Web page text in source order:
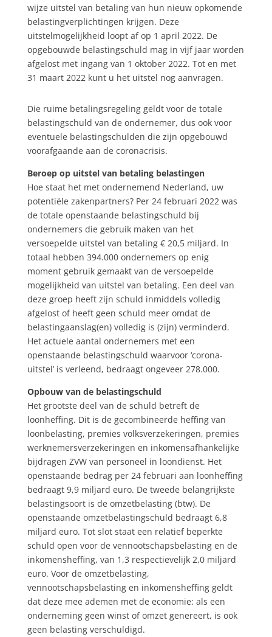
wijze uitstel van betaling van hun nieuw opkomende
belastingverplichtingen krijgen. Deze
uitstelmogelijkheid loopt af op 1 april 2022. De
opgebouwde belastingschuld mag in vijf jaar worden
afgelost met ingang van 1 oktober 2022. Tot en met
31 maart 2022 kunt u het uitstel nog aanvragen.
Die ruime betalingsregeling geldt voor de totale
belastingschuld van de ondernemer, dus ook voor
eventuele belastingschulden die zijn opgebouwd
voorafgaande aan de coronacrisis.
Beroep op uitstel van betaling belastingen
Hoe staat het met ondernemend Nederland, uw
potentiële zakenpartners? Per 24 februari 2022 was
de totale openstaande belastingschuld bij
ondernemers die gebruik maken van het
versoepelde uitstel van betaling € 20,5 miljard. In
totaal hebben 394.000 ondernemers op enig
moment gebruik gemaakt van de versoepelde
mogelijkheid van uitstel van betaling. Een deel van
deze groep heeft zijn schuld inmiddels volledig
afgelost of heeft geen schuld meer omdat de
belastingaanslag(en) volledig is (zijn) verminderd.
Het actuele aantal ondernemers met een
openstaande belastingschuld waarvoor ‘corona-
uitstel’ is verleend, bedraagt ongeveer 278.000.
Opbouw van de belastingschuld
Het grootste deel van de schuld betreft de
loonheffing. Dit is de gecombineerde heffing van
loonbelasting, premies volksverzekeringen, premies
werknemersverzekeringen en inkomensafhankelijke
bijdragen ZVW van personeel in loondienst. Het
openstaande bedrag per 24 februari aan loonheffing
bedraagt 9,9 miljard euro. De tweede belangrijkste
belastingsoort is de omzetbelasting (btw). De
openstaande omzetbelastingschuld bedraagt 6,8
miljard euro. Tot slot staat een relatief beperkte
schuld open voor de vennootschapsbelasting en de
inkomensheffing, van 1,3 respectievelijk 2,0 miljard
euro. Voor de omzetbelasting,
vennootschapsbelasting en inkomensheffing geldt
dat deze mee ademen met de economie: als een
onderneming geen winst of omzet genereert, is ook
geen belasting verschuldigd.